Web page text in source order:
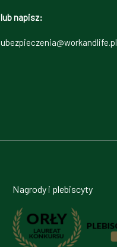
lub napisz:
ubezpieczenia@workandlife.pl
Nagrody i plebiscyty